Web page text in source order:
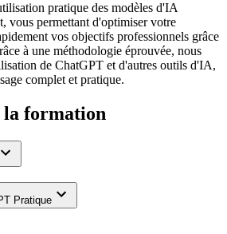
pratique des modèles d'IA
vous permettant d'optimiser votre
vos objectifs professionnels grâce
à une méthodologie éprouvée, nous
de ChatGPT et d'autres outils d'IA,
complet et pratique.
la formation
Pratique